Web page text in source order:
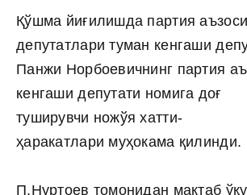
Қўшма йиғилишда партия
депутатлари туман кенгаши
Панжи Норбоевичнинг партия
кенгаши депутати номига доғ
туширувчи ножўя хатти-
ҳаракатлари муҳокама қилинди.
П.Нуртоев томонидан мактаб